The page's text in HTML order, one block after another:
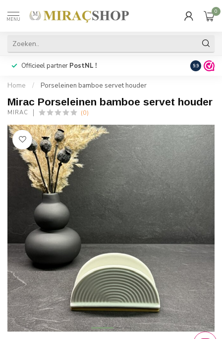
MENU
0
Officieel partner PostNL ! Snelle
9.9
Home / Porseleinen bamboe servet houder
Mirac Porseleinen bamboe servet houder
MIRAC (0)